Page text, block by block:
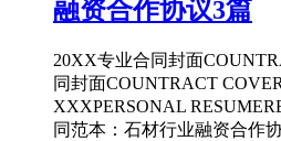
融资合作协议3篇
20XX专业合同封面
同封面COUNTRACT
XXXPERSONAL
同范本：石材行业融资合作